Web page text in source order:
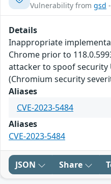
Vulnerability from gsd
Details
Inappropriate
Chrome prior to
attacker to spoof security
(Chromium security
Aliases
CVE-2023-5484
Aliases
CVE-2023-5484
JSON Share